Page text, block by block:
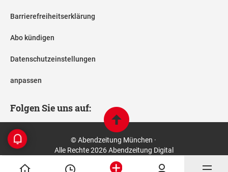
Barrierefreiheitserklärung
Abo kündigen
Datenschutzeinstellungen
anpassen
Folgen Sie uns auf:
© Abendzeitung München ·
Alle Rechte 2026 Abendzeitung Digital